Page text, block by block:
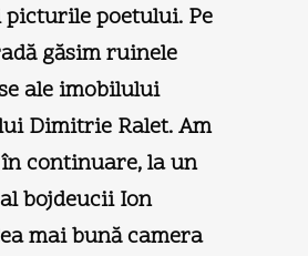
picturile poetului. Pe
găsim ruinele
ale imobilului
Dimitrie Ralet. Am
continuare, la un
bojdeucii Ion
mai bună camera